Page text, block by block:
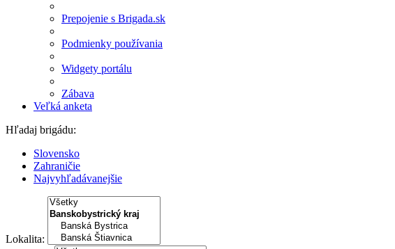
Prepojenie s Brigada.sk
Podmienky používania
Widgety portálu
Zábava
Veľká anketa
Hľadaj brigádu:
Slovensko
Zahraničie
Najvyhľadávanejšie
Lokalita: